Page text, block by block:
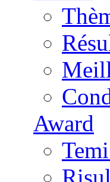
Award